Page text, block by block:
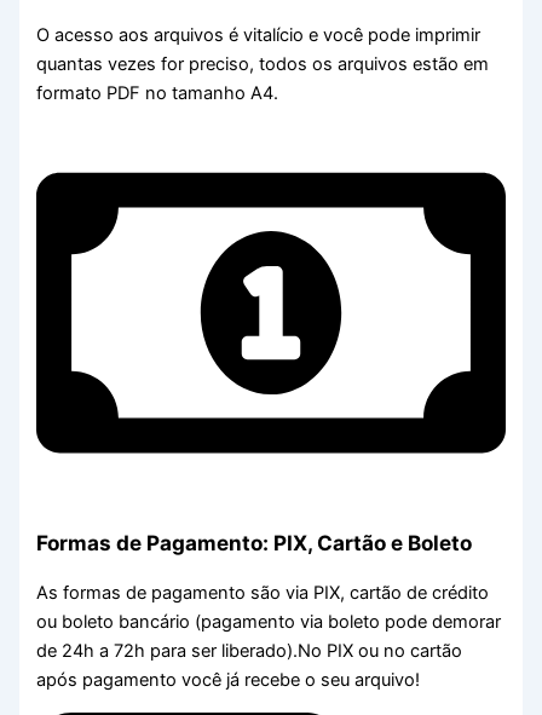
O acesso aos arquivos é vitalício e você pode imprimir
quantas vezes for preciso, todos os arquivos estão em
formato PDF no tamanho A4.
Formas de Pagamento: PIX, Cartão e Boleto
As formas de pagamento são via PIX, cartão de crédito
ou boleto bancário (pagamento via boleto pode demorar
de 24h a 72h para ser liberado).No PIX ou no cartão
após pagamento você já recebe o seu arquivo!